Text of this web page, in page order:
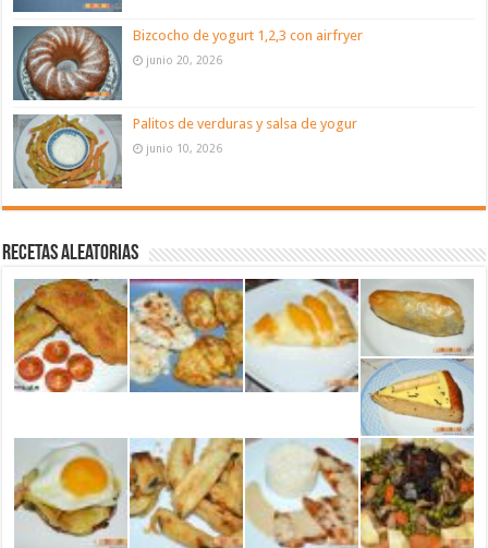
Bizcocho de yogurt 1,2,3 con airfryer
junio 20, 2026
Palitos de verduras y salsa de yogur
junio 10, 2026
Recetas aleatorias